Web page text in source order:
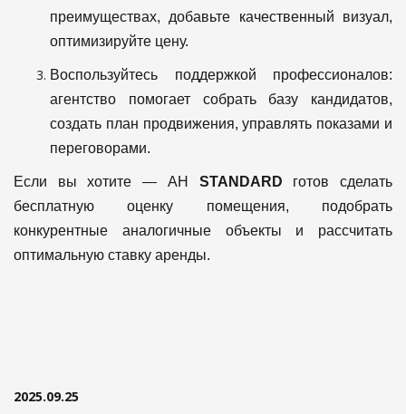
преимуществах, добавьте качественный визуал,
оптимизируйте цену.
Воспользуйтесь поддержкой профессионалов:
агентство помогает собрать базу кандидатов,
создать план продвижения, управлять показами и
переговорами.
Если вы хотите — АН STANDARD готов сделать
бесплатную оценку помещения, подобрать
конкурентные аналогичные объекты и рассчитать
оптимальную ставку аренды.
2025.09.25